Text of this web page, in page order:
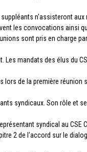
n'assisteront aux
les convocations ainsi
sont pris en charge
mandats des élus du
lors de la première réunion
syndicaux. Son rôle et
syndical au CSE
2 de l'accord sur le